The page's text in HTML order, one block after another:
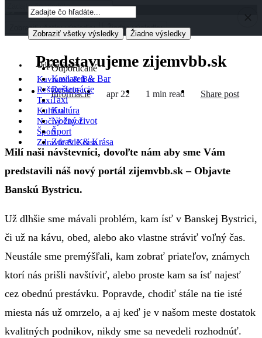
Zobraziť všetky výsledky Žiadne výsledky
Odporúčané
Kaviareň & Bar
Reštaurácie
Taxi
Kultúra
Nočný život
Šport
Zdravie & Krása
Predstavujeme zijemvbb.sk
Informácie apr 22 1 min read Share post
Milí naši návštevníci, dovoľte nám aby sme Vám
predstavili náš nový portál zijemvbb.sk – Objavte
Banskú Bystricu.
Už dlhšie sme mávali problém, kam ísť v Banskej Bystrici,
či už na kávu, obed, alebo ako vlastne stráviť voľný čas.
Neustále sme premýšľali, kam zobrať priateľov, známych
ktorí nás prišli navštíviť, alebo proste kam sa ísť najesť
cez obednú prestávku. Popravde, chodiť stále na tie isté
miesta nás už omrzelo, a aj keď je v našom meste dostatok
kvalitných podnikov, nikdy sme sa nevedeli rozhodnúť.
Zobraziť všetky výsledky Žiadne výsledky
Odporúčané
Kaviareň & Bar
Reštaurácie
Taxi
Kultúra
Nočný život
Šport
Zdravie & Krása